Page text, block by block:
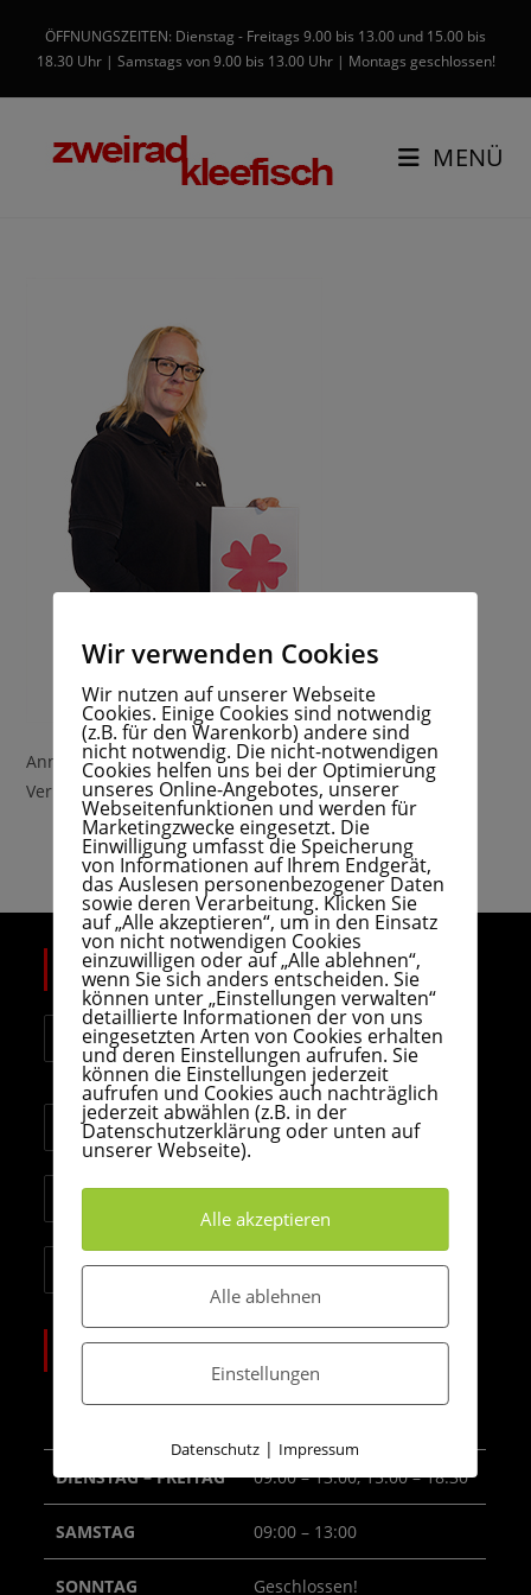
ÖFFNUNGSZEITEN: Dienstag - Freitags 9.00 bis 13.00 und 15.00 bis
18.30 Uhr | Samstags von 9.00 bis 13.00 Uhr | Montags geschlossen!
MENÜ
Anne Lang
Verkauf
KONTAKT
Anschrift:
Berghausener Straße 1, 40764 Langenfeld-
Richrath
Telefon:
+49 (0)2173 71764
Email:
info@zweirad-kleefisch.de
Website:
ÖFFNUNGSZEITEN
DIENSTAG – FREITAG 09:00 – 13:00, 15:00 – 18:30
SAMSTAG 09:00 – 13:00
SONNTAG Geschlossen!
Wir verwenden Cookies
Wir nutzen auf unserer Webseite
Cookies. Einige Cookies sind notwendig
(z.B. für den Warenkorb) andere sind
nicht notwendig. Die nicht-notwendigen
Cookies helfen uns bei der Optimierung
unseres Online-Angebotes, unserer
Webseitenfunktionen und werden für
Marketingzwecke eingesetzt. Die
Einwilligung umfasst die Speicherung
von Informationen auf Ihrem Endgerät,
das Auslesen personenbezogener Daten
sowie deren Verarbeitung. Klicken Sie
auf „Alle akzeptieren“, um in den Einsatz
von nicht notwendigen Cookies
einzuwilligen oder auf „Alle ablehnen“,
wenn Sie sich anders entscheiden. Sie
können unter „Einstellungen verwalten“
detaillierte Informationen der von uns
eingesetzten Arten von Cookies erhalten
und deren Einstellungen aufrufen. Sie
können die Einstellungen jederzeit
aufrufen und Cookies auch nachträglich
jederzeit abwählen (z.B. in der
Datenschutzerklärung oder unten auf
unserer Webseite).
Alle akzeptieren
Alle ablehnen
Einstellungen
Datenschutz | Impressum